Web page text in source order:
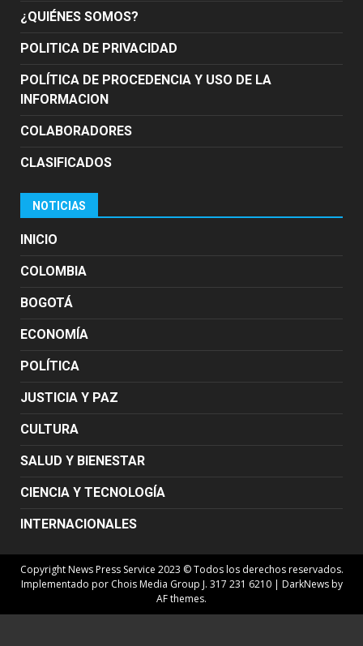
¿QUIÉNES SOMOS?
POLITICA DE PRIVACIDAD
POLÍTICA DE PROCEDENCIA Y USO DE LA
INFORMACION
COLABORADORES
CLASIFICADOS
NOTICIAS
INICIO
COLOMBIA
BOGOTÁ
ECONOMÍA
POLÍTICA
JUSTICIA Y PAZ
CULTURA
SALUD Y BIENESTAR
CIENCIA Y TECNOLOGÍA
INTERNACIONALES
Copyright News Press Service 2023 © Todos los derechos reservados.
Implementado por Chois Media Group J. 317 231 6210 | DarkNewsby
AF themes.